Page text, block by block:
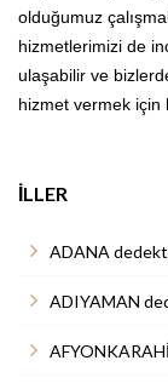
olduğumuz
hizmetlerimizi de
ulaşabilir ve
hizmet vermek için
İLLER
ADANA
ADIYAMAN